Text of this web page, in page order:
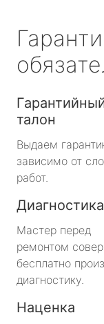
талон
Выдаем
зависимо от
работ.
Диагностика
Мастер перед
ремонтом
бесплатно
диагностику.
Наценка